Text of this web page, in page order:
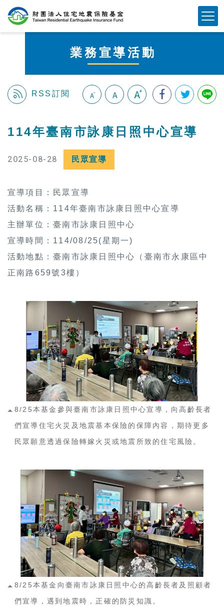
業務宣導活動
RSS訂閱
114年臺南市詠康日照中心宣導
2025-08-28 民眾宣導
宣導項目：民眾宣導
活動名稱：114年臺南市詠康日照中心宣導
主辦單位：臺南市詠康日照中心
宣導時間：114/08/25(星期一)
活動地點：臺南市詠康日照中心（臺南市永康區中
正南路659號3樓）
8/25本基金參與臺南市詠康日照中心宣導，向高齡長者
們宣導住宅火災及地震基本保險的保障內容，期待更多
民眾願意透過保險轉嫁火災或地震所致的住宅風險。
8/25本基金向臺南市詠康日照中心的高齡長者及照顧者
們宣導，遇到地震時，正確的防災知識。